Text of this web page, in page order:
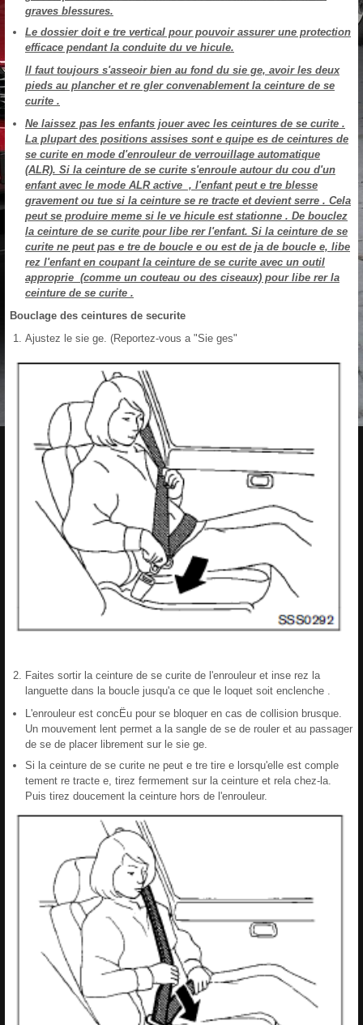
graves blessures.
Le dossier doit e tre vertical pour pouvoir assurer une protection
efficace pendant la conduite du ve hicule.
Il faut toujours s'asseoir bien au fond du sie ge, avoir les deux
pieds au plancher et re gler convenablement la ceinture de se
curite .
Ne laissez pas les enfants jouer avec les ceintures de se curite .
La plupart des positions assises sont e quipe es de ceintures de
se curite en mode d'enrouleur de verrouillage automatique
(ALR). Si la ceinture de se curite s'enroule autour du cou d'un
enfant avec le mode ALR active , l'enfant peut e tre blesse
gravement ou tue si la ceinture se re tracte et devient serre . Cela
peut se produire meme si le ve hicule est stationne . De bouclez
la ceinture de se curite pour libe rer l'enfant. Si la ceinture de se
curite ne peut pas e tre de boucle e ou est de ja de boucle e, libe
rez l'enfant en coupant la ceinture de se curite avec un outil
approprie (comme un couteau ou des ciseaux) pour libe rer la
ceinture de se curite .
Bouclage des ceintures de securite
Ajustez le sie ge. (Reportez-vous a "Sie ges"
Faites sortir la ceinture de se curite de l'enrouleur et inse rez la
languette dans la boucle jusqu'a ce que le loquet soit enclenche .
L'enrouleur est concËu pour se bloquer en cas de collision brusque.
Un mouvement lent permet a la sangle de se de rouler et au passager
de se de placer librement sur le sie ge.
Si la ceinture de se curite ne peut e tre tire e lorsqu'elle est comple
tement re tracte e, tirez fermement sur la ceinture et rela chez-la.
Puis tirez doucement la ceinture hors de l'enrouleur.